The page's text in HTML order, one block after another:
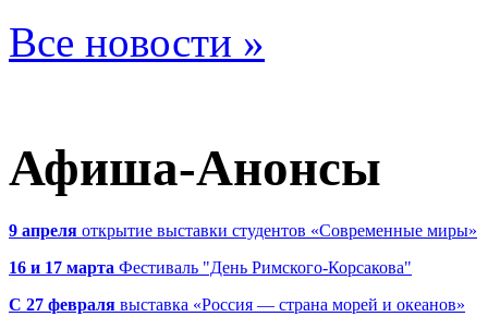
Все новости »
Афиша-Анонсы
9 апреля открытие выставки студентов «Современные миры»
16 и 17 марта Фестиваль "День Римского-Корсакова"
С 27 февраля выставка «Россия — страна морей и океанов»